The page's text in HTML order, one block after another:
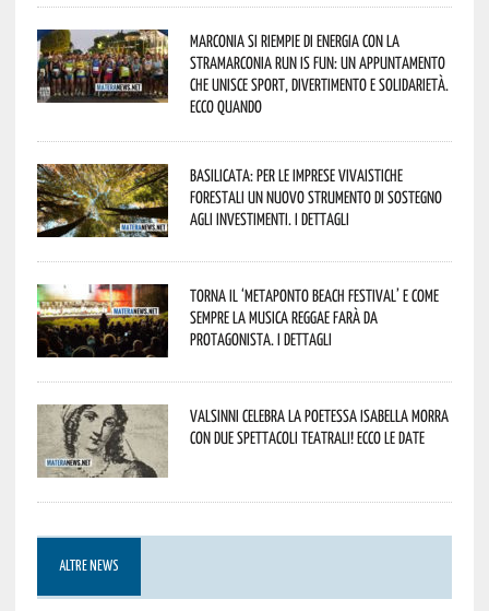
Marconia si riempie di energia con la
StraMarconia Run is Fun: un appuntamento
che unisce sport, divertimento e solidarietà.
Ecco quando
Basilicata: per le imprese vivaistiche
forestali un nuovo strumento di sostegno
agli investimenti. I dettagli
Torna il ‘Metaponto beach festival’ e come
sempre la musica reggae farà da
protagonista. I dettagli
Valsinni celebra la poetessa Isabella Morra
con due spettacoli teatrali! Ecco le date
ALTRE NEWS